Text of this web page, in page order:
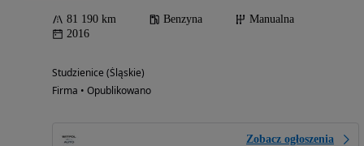
81 190 km Benzyna
Manualna
2016
Studzienice (Śląskie)
Firma • Opublikowano
Zobacz ogłoszenia